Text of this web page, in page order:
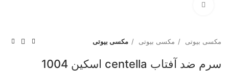
مکسی بیوتی مکسی بیوتی مکسی بیوتی
سرم ضد آفتاب centella اسکین 1004